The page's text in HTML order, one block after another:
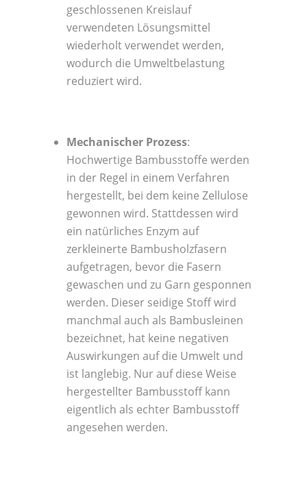
geschlossenen Kreislauf
verwendeten Lösungsmittel
wiederholt verwendet werden,
wodurch die Umweltbelastung
reduziert wird.
Mechanischer Prozess:
Hochwertige Bambusstoffe werden
in der Regel in einem Verfahren
hergestellt, bei dem keine Zellulose
gewonnen wird. Stattdessen wird
ein natürliches Enzym auf
zerkleinerte Bambusholzfasern
aufgetragen, bevor die Fasern
gewaschen und zu Garn gesponnen
werden. Dieser seidige Stoff wird
manchmal auch als Bambusleinen
bezeichnet, hat keine negativen
Auswirkungen auf die Umwelt und
ist langlebig. Nur auf diese Weise
hergestellter Bambusstoff kann
eigentlich als echter Bambusstoff
angesehen werden.